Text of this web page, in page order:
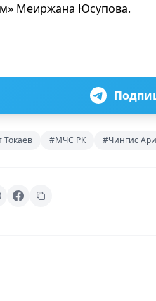
Меиржана Юсупова.
#МЧС РК #Чингис